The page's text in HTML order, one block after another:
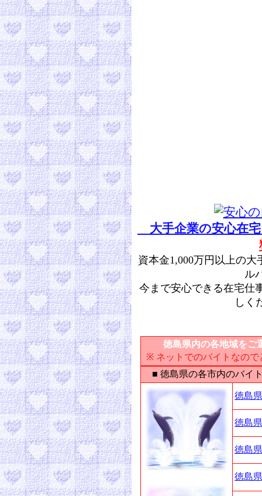
大手企業の安心在
資本金1,000万円以上の
ル
今まで安心できる在宅仕
しく
徳島県内の各地域をご
※ ネットでのバイトなの
■ 徳島県の各市内のバイ
徳島
徳島
徳島
徳島